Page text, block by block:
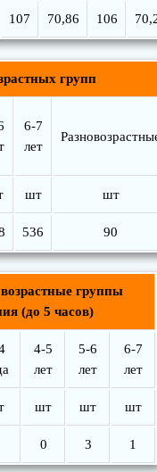
107 70,86 106
групп
6-7
лет
шт шт
536 90
группы
(до 5 часов)
4-5
лет
5-6
лет
6-7
лет
шт шт шт
0 3 1